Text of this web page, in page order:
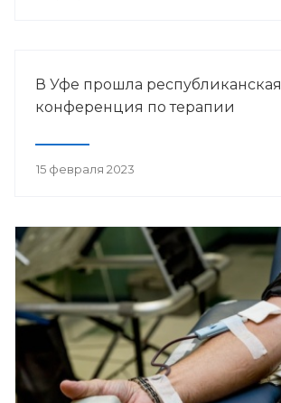
В Уфе прошла республиканская
конференция по терапии
15 февраля 2023